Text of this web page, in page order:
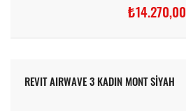
₺14.270,00
REVIT AIRWAVE 3 KADIN MONT SİYAH